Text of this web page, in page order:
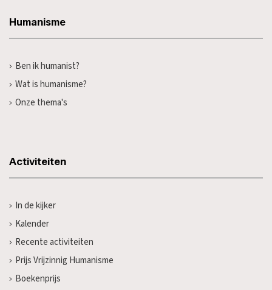
Humanisme
Ben ik humanist?
Wat is humanisme?
Onze thema's
Activiteiten
In de kijker
Kalender
Recente activiteiten
Prijs Vrijzinnig Humanisme
Boekenprijs